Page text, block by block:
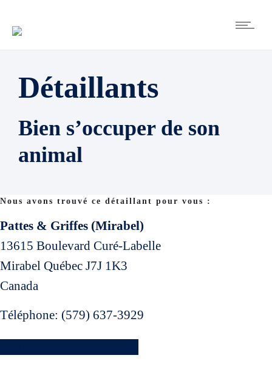
Détaillants
Bien s’occuper de son
animal
Nous avons trouvé ce détaillant pour vous :
Pattes & Griffes (Mirabel)
13615 Boulevard Curé-Labelle
Mirabel Québec J7J 1K3
Canada
Téléphone: (579) 637-3929